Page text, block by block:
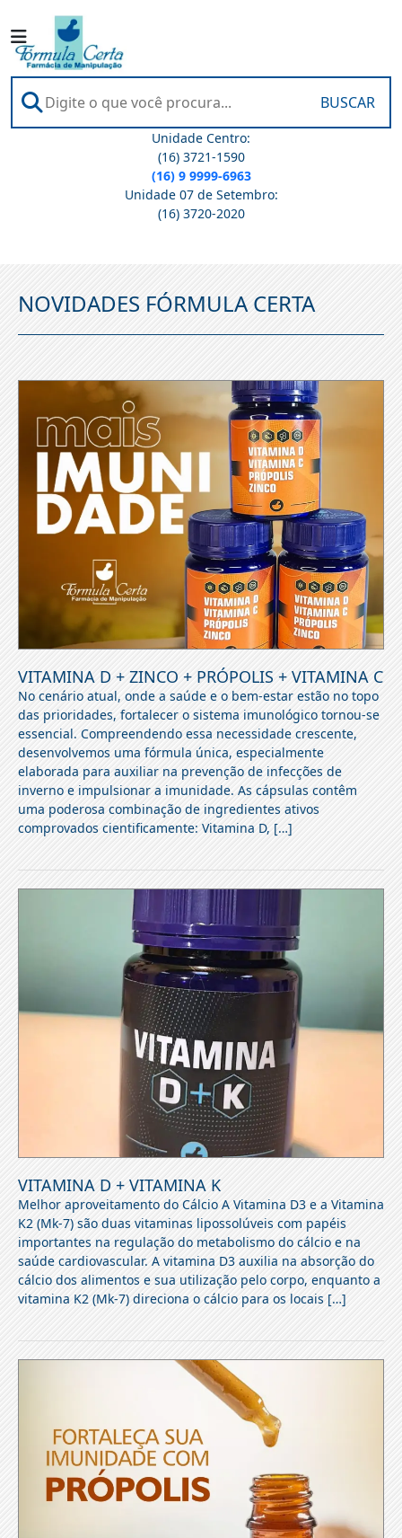
BUSCAR
Unidade Centro:
(16) 3721-1590
(16) 9 9999-6963
Unidade 07 de Setembro:
(16) 3720-2020
NOVIDADES FÓRMULA CERTA
VITAMINA D + ZINCO + PRÓPOLIS + VITAMINA C
No cenário atual, onde a saúde e o bem-estar estão no topo
das prioridades, fortalecer o sistema imunológico tornou-se
essencial. Compreendendo essa necessidade crescente,
desenvolvemos uma fórmula única, especialmente
elaborada para auxiliar na prevenção de infecções de
inverno e impulsionar a imunidade. As cápsulas contêm
uma poderosa combinação de ingredientes ativos
comprovados cientificamente: Vitamina D, […]
VITAMINA D + VITAMINA K
Melhor aproveitamento do Cálcio A Vitamina D3 e a Vitamina
K2 (Mk-7) são duas vitaminas lipossolúveis com papéis
importantes na regulação do metabolismo do cálcio e na
saúde cardiovascular. A vitamina D3 auxilia na absorção do
cálcio dos alimentos e sua utilização pelo corpo, enquanto a
vitamina K2 (Mk-7) direciona o cálcio para os locais […]